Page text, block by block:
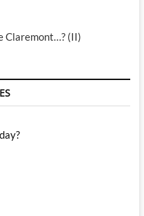
Claremont…? (II)